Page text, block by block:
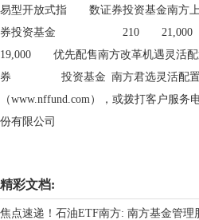
易型开放式指 数证券投资基金南方
券投资基金 210 21,000
19,000 优先配售南方改革机遇灵活
券 投资基金 南方君选灵活配
（www.nffund.com），
份有限公司
精彩文档:
焦点速递！石油ETF南方: 南方基金管理